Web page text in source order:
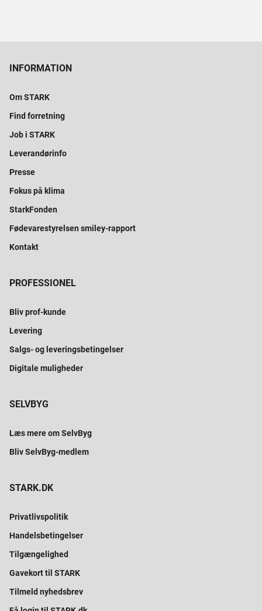
INFORMATION
Om STARK
Find forretning
Job i STARK
Leverandørinfo
Presse
Fokus på klima
StarkFonden
Fødevarestyrelsen smiley-rapport
Kontakt
PROFESSIONEL
Bliv prof-kunde
Levering
Salgs- og leveringsbetingelser
Digitale muligheder
SELVBYG
Læs mere om SelvByg
Bliv SelvByg-medlem
STARK.DK
Privatlivspolitik
Handelsbetingelser
Tilgængelighed
Gavekort til STARK
Tilmeld nyhedsbrev